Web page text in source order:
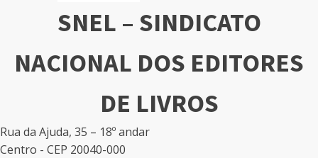
SNEL – SINDICATO
NACIONAL DOS EDITORES
DE LIVROS
Rua da Ajuda, 35 – 18º andar
Centro - CEP 20040-000